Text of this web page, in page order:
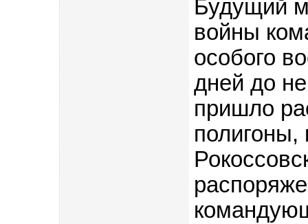
Будущий
войны
особого
дней до
пришло
полигоны,